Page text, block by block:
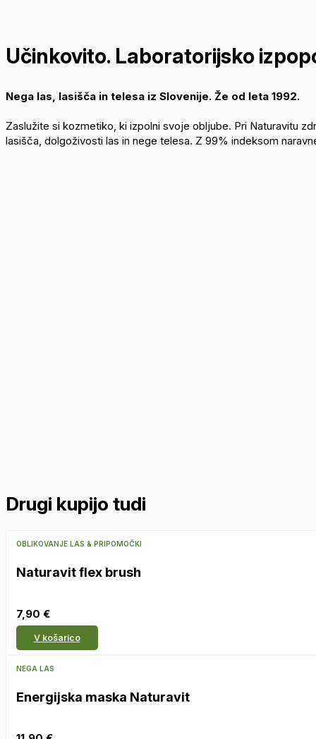
Učinkovito. Laboratorijsko
Nega las, lasišča in telesa iz Slovenije. Že od leta 1992.
Zaslužite si kozmetiko, ki izpolni svoje obljube. Pri Naturavitu
lasišča, dolgoživosti las in nege telesa. Z 99% indeksom
Drugi kupijo tudi
OBLIKOVANJE LAS & PRIPOMOČKI
Naturavit flex brush
7,90 €
V košarico
NEGA LAS
Energijska maska Naturavit